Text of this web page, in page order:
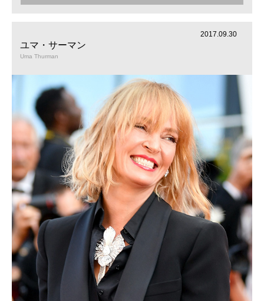
ユマ・サーマン
Uma Thurman
2017.09.30